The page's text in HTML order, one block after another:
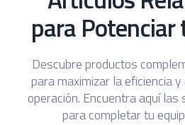
para
Descubre productos
para maximizar la eficiencia
operación. Encuentra aquí
para completar tu